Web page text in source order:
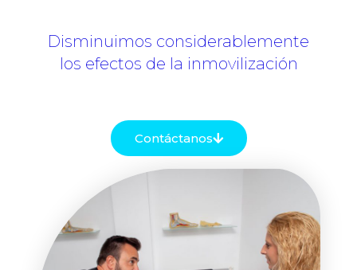
Disminuimos considerablemente
los efectos de la inmovilización
Contáctanos